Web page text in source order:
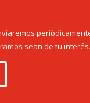
sean de tu interés.